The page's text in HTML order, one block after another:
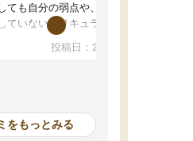
ても自分の弱点や、志望校対策に
ていないカリキュラムに不安を感
ウハウを蓄積している優秀な東大
によって、自分の志望校にふさわ
ルのカリキュラムを提案してくれ
投稿日：2024年02月19日
をもっとみる